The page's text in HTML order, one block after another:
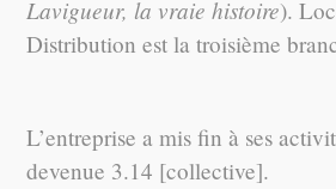
Lavigueur, la vraie histoire).
Distribution est la troisième
L’entreprise a mis fin à ses
devenue 3.14 [collective].